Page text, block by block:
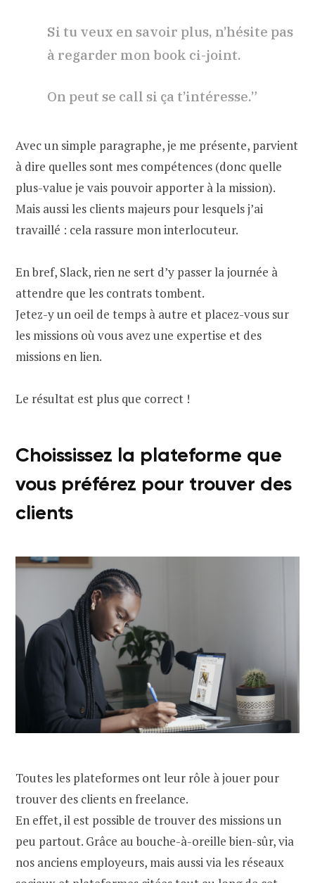
Si tu veux en savoir plus, n’hésite pas
à regarder mon book ci-joint.
On peut se call si ça t’intéresse.”
Avec un simple paragraphe, je me présente, parvient
à dire quelles sont mes compétences (donc quelle
plus-value je vais pouvoir apporter à la mission).
Mais aussi les clients majeurs pour lesquels j’ai
travaillé : cela rassure mon interlocuteur.
En bref, Slack, rien ne sert d’y passer la journée à
attendre que les contrats tombent.
Jetez-y un oeil de temps à autre et placez-vous sur
les missions où vous avez une expertise et des
missions en lien.
Le résultat est plus que correct !
Choississez la plateforme que
vous préférez pour trouver des
clients
Toutes les plateformes ont leur rôle à jouer pour
trouver des clients en freelance.
En effet, il est possible de trouver des missions un
peu partout. Grâce au bouche-à-oreille bien-sûr, via
nos anciens employeurs, mais aussi via les réseaux